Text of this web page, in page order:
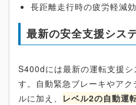
長距離走行時の疲労軽減
最新の安全支援シス
S400dには最新の運転支援シ
す。自動緊急ブレーキやア
ルに加え、 レベル2の自動運